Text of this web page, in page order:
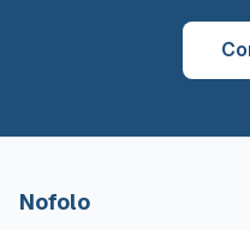
Nofolo